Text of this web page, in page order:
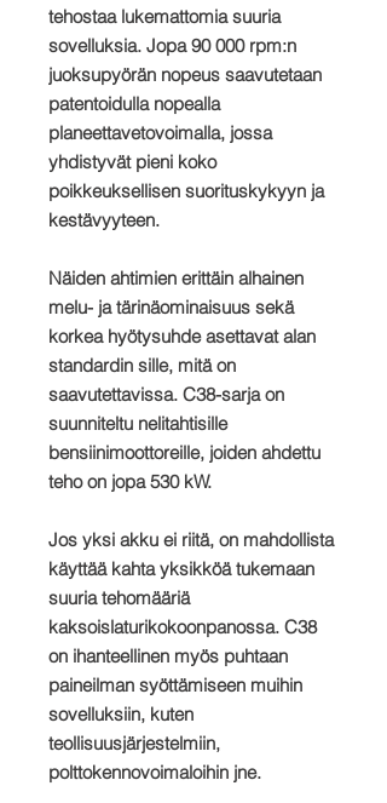
tehostaa lukemattomia suuria
sovelluksia. Jopa 90 000 rpm:n
juoksupyörän nopeus saavutetaan
patentoidulla nopealla
planeettavetovoimalla, jossa
yhdistyvät pieni koko
poikkeuksellisen suorituskykyyn ja
kestävyyteen.
Näiden ahtimien erittäin alhainen
melu- ja tärinäominaisuus sekä
korkea hyötysuhde asettavat alan
standardin sille, mitä on
saavutettavissa. C38-sarja on
suunniteltu nelitahtisille
bensiinimoottoreille, joiden ahdettu
teho on jopa 530 kW.
Jos yksi akku ei riitä, on mahdollista
käyttää kahta yksikköä tukemaan
suuria tehomääriä
kaksoislaturikokoonpanossa. C38
on ihanteellinen myös puhtaan
paineilman syöttämiseen muihin
sovelluksiin, kuten
teollisuusjärjestelmiin,
polttokennovoimaloihin jne.